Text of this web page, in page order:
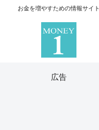
お金を増やすための情報サイト
広告